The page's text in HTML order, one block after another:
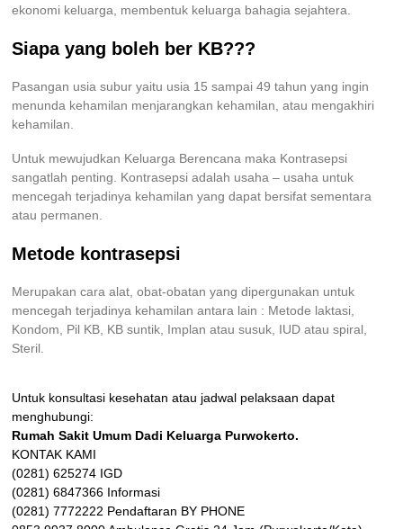
ekonomi keluarga, membentuk keluarga bahagia sejahtera.
Siapa yang boleh ber KB???
Pasangan usia subur yaitu usia 15 sampai 49 tahun yang ingin
menunda kehamilan menjarangkan kehamilan, atau mengakhiri
kehamilan.
Untuk mewujudkan Keluarga Berencana maka Kontrasepsi
sangatlah penting. Kontrasepsi adalah usaha – usaha untuk
mencegah terjadinya kehamilan yang dapat bersifat sementara
atau permanen.
Metode kontrasepsi
Merupakan cara alat, obat-obatan yang dipergunakan untuk
mencegah terjadinya kehamilan antara lain : Metode laktasi,
Kondom, Pil KB, KB suntik, Implan atau susuk, IUD atau spiral,
Steril.
Untuk konsultasi kesehatan atau jadwal pelaksaan dapat
menghubungi:
Rumah Sakit Umum Dadi Keluarga Purwokerto.
KONTAK KAMI
(0281) 625274 IGD
(0281) 6847366 Informasi
(0281) 7772222 Pendaftaran BY PHONE